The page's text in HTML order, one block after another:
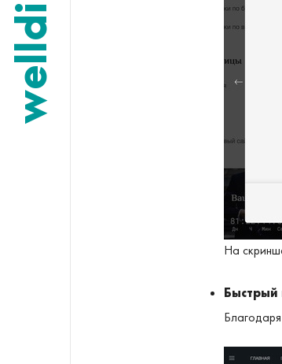
welldi
На
Быстрый